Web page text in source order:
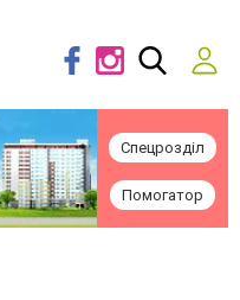
Спецрозділ
Помогатор